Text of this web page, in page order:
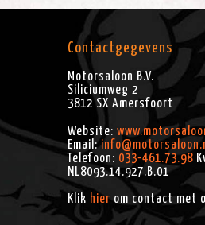
Contactgegevens
Motorsaloon B.V.
Siliciumweg 2
3812 SX Amersfoort
Website:
Email:
Telefoon: 033-461.73.98
NL8093.14.927.B.01
Klik hierom contact met